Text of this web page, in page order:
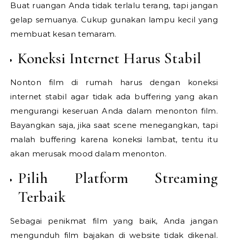
Buat ruangan Anda tidak terlalu terang, tapi jangan
gelap semuanya. Cukup gunakan lampu kecil yang
membuat kesan temaram.
Koneksi Internet Harus Stabil
Nonton film di rumah harus dengan koneksi
internet stabil agar tidak ada buffering yang akan
mengurangi keseruan Anda dalam menonton film.
Bayangkan saja, jika saat scene menegangkan, tapi
malah buffering karena koneksi lambat, tentu itu
akan merusak mood dalam menonton.
Pilih Platform Streaming
Terbaik
Sebagai penikmat film yang baik, Anda jangan
mengunduh film bajakan di website tidak dikenal.